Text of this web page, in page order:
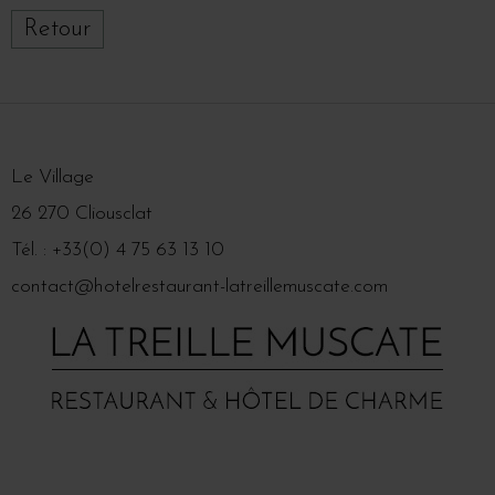
Retour
Le Village
26 270 Cliousclat
Tél. : +33(0) 4 75 63 13 10
contact@hotelrestaurant-latreillemuscate.com